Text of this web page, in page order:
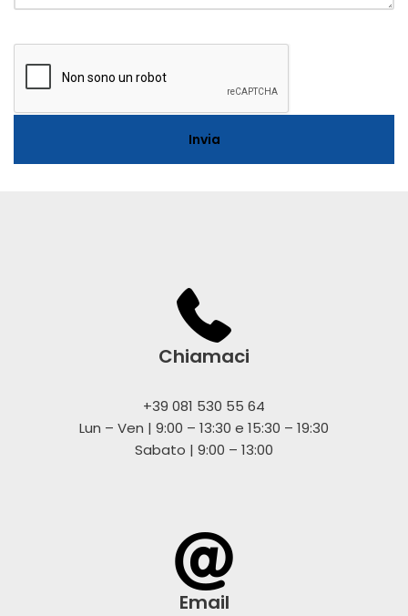
Chiamaci
+39 081 530 55 64
Lun – Ven | 9:00 – 13:30 e 15:30 – 19:30
Sabato | 9:00 – 13:00
Email